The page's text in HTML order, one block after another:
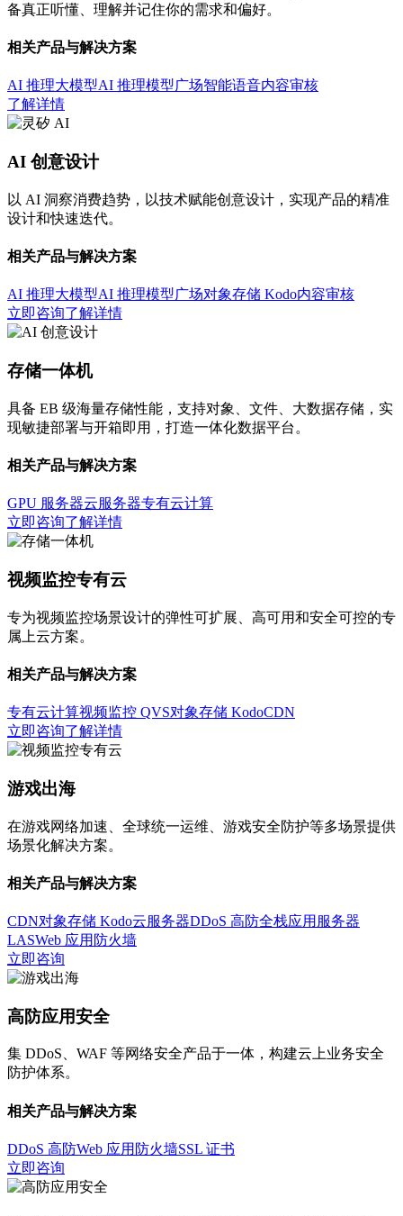
备真正听懂、理解并记住你的需求和偏好。
相关产品与解决方案
AI 推理大模型AI 推理模型广场智能语音内容审核
了解详情
AI 创意设计
以 AI 洞察消费趋势，以技术赋能创意设计，实现产品的精准
设计和快速迭代。
相关产品与解决方案
AI 推理大模型AI 推理模型广场对象存储 Kodo内容审核
立即咨询了解详情
存储一体机
具备 EB 级海量存储性能，支持对象、文件、大数据存储，实
现敏捷部署与开箱即用，打造一体化数据平台。
相关产品与解决方案
GPU 服务器云服务器专有云计算
立即咨询了解详情
视频监控专有云
专为视频监控场景设计的弹性可扩展、高可用和安全可控的专
属上云方案。
相关产品与解决方案
专有云计算视频监控 QVS对象存储 KodoCDN
立即咨询了解详情
游戏出海
在游戏网络加速、全球统一运维、游戏安全防护等多场景提供
场景化解决方案。
相关产品与解决方案
CDN对象存储 Kodo云服务器DDoS 高防全栈应用服务器
LASWeb 应用防火墙
立即咨询
高防应用安全
集 DDoS、WAF 等网络安全产品于一体，构建云上业务安全
防护体系。
相关产品与解决方案
DDoS 高防Web 应用防火墙SSL 证书
立即咨询